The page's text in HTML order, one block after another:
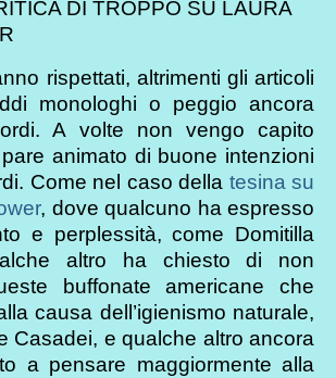
DI TROPPO SU LAURA
rispettati, altrimenti gli articoli
monologhi o peggio ancora
A volte non vengo capito
animato di buone intenzioni
Come nel caso della tesina su
, dove qualcuno ha espresso
e perplessità, come Domitilla
altro ha chiesto di non
buffonate americane che
causa dell’igienismo naturale,
Casadei, e qualche altro ancora
a pensare maggiormente alla